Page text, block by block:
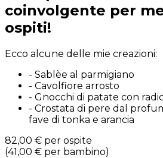
coinvolgente per
ospiti!
Ecco alcune delle mie creazioni:
- Sablèe al parmigiano
- Cavolfiore arrosto
- Gnocchi di patate con
- Crostata di pere dal
fave di tonka e arancia
82,00 € per ospite
(41,00 € per bambino)